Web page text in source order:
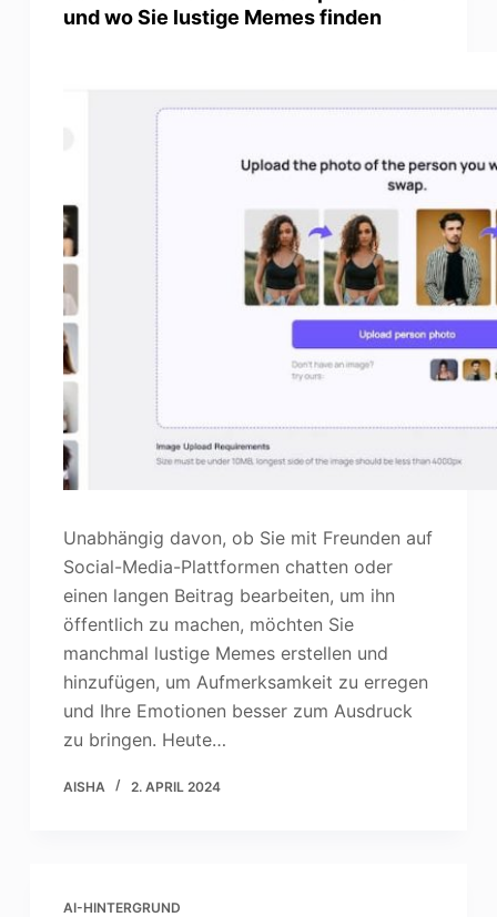
und wo Sie lustige Memes finden
Unabhängig davon, ob Sie mit Freunden auf
Social-Media-Plattformen chatten oder
einen langen Beitrag bearbeiten, um ihn
öffentlich zu machen, möchten Sie
manchmal lustige Memes erstellen und
hinzufügen, um Aufmerksamkeit zu erregen
und Ihre Emotionen besser zum Ausdruck
zu bringen. Heute…
AISHA 2. APRIL 2024
AI-HINTERGRUND